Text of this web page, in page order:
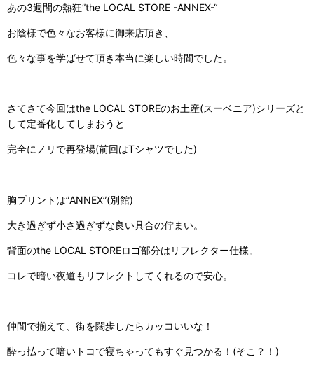
あの3週間の熱狂”the LOCAL STORE -ANNEX-“
お陰様で色々なお客様に御来店頂き、
色々な事を学ばせて頂き本当に楽しい時間でした。
さてさて今回はthe LOCAL STOREのお土産(スーベニア)シリーズと
して定番化してしまおうと
完全にノリで再登場(前回はTシャツでした)
胸プリントは”ANNEX”(別館)
大き過ぎず小さ過ぎずな良い具合の佇まい。
背面のthe LOCAL STOREロゴ部分はリフレクター仕様。
コレで暗い夜道もリフレクトしてくれるので安心。
仲間で揃えて、街を闊歩したらカッコいいな！
酔っ払って暗いトコで寝ちゃってもすぐ見つかる！(そこ？！)